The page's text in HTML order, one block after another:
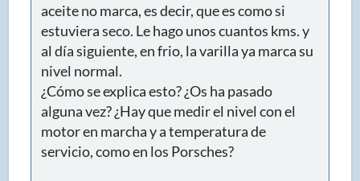
aceite no marca, es decir, que es como si
estuviera seco. Le hago unos cuantos kms. y
al día siguiente, en frio, la varilla ya marca su
nivel normal.
¿Cómo se explica esto? ¿Os ha pasado
alguna vez? ¿Hay que medir el nivel con el
motor en marcha y a temperatura de
servicio, como en los Porsches?